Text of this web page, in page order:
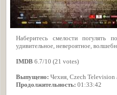
Наберитесь смелости погулять
удивительное, невероятное,
IMDB 6.7/10 (21 votes)
Выпущено: Чехия, Czech
Продолжительность: 01:33:42